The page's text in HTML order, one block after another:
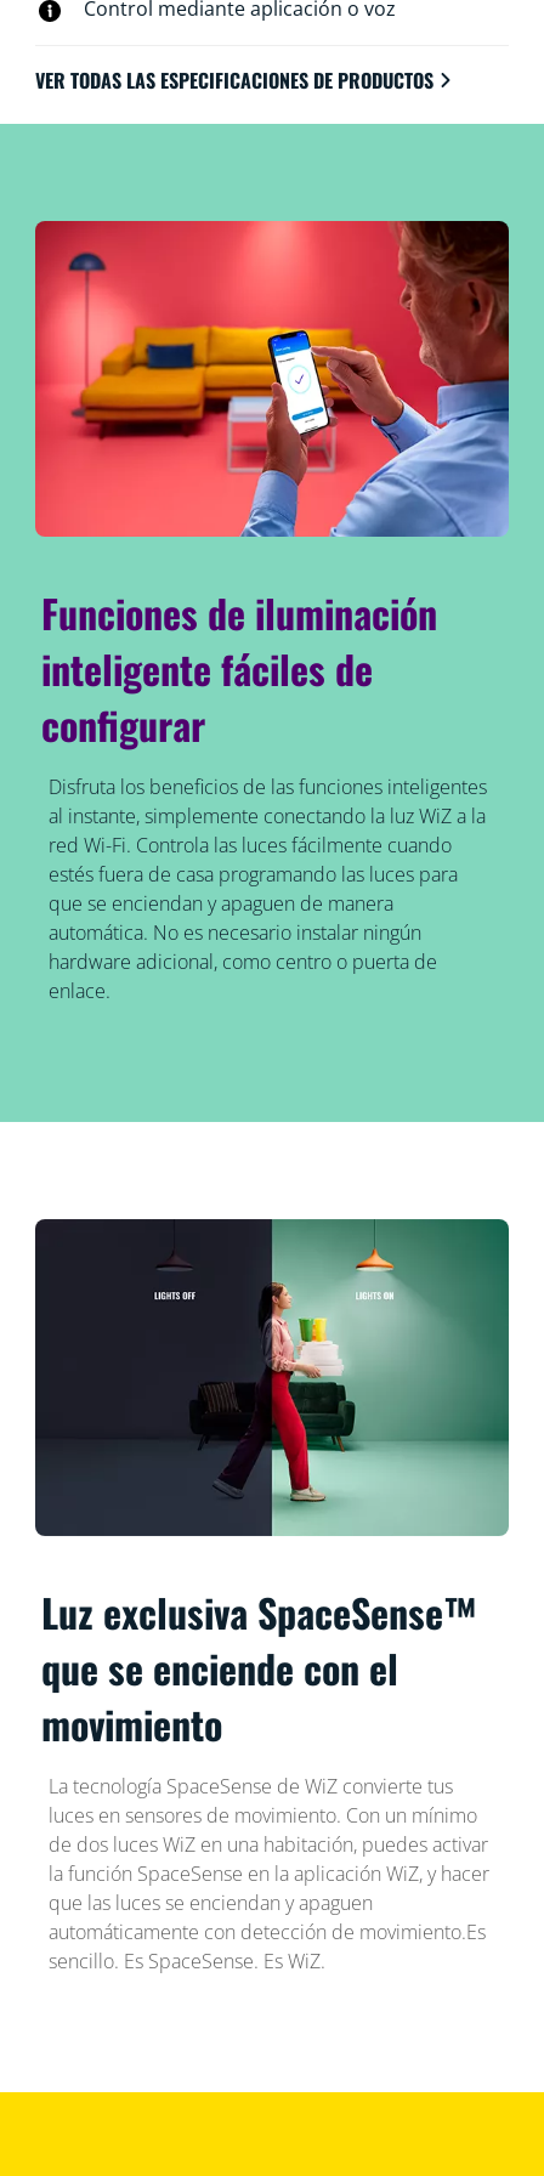
Control mediante aplicación o voz
VER TODAS LAS ESPECIFICACIONES DE PRODUCTOS
Funciones de iluminación
inteligente fáciles de
configurar
Disfruta los beneficios de las funciones inteligentes
al instante, simplemente conectando la luz WiZ a la
red Wi-Fi. Controla las luces fácilmente cuando
estés fuera de casa programando las luces para
que se enciendan y apaguen de manera
automática. No es necesario instalar ningún
hardware adicional, como centro o puerta de
enlace.
Luz exclusiva SpaceSense™
que se enciende con el
movimiento
La tecnología SpaceSense de WiZ convierte tus
luces en sensores de movimiento. Con un mínimo
de dos luces WiZ en una habitación, puedes activar
la función SpaceSense en la aplicación WiZ, y hacer
que las luces se enciendan y apaguen
automáticamente con detección de movimiento.Es
sencillo. Es SpaceSense. Es WiZ.